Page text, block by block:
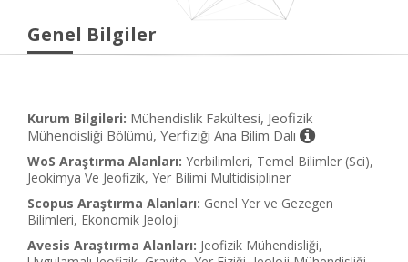
Genel Bilgiler
Kurum Bilgileri: Mühendislik Fakültesi, Jeofizik
Mühendisliği Bölümü, Yerfiziği Ana Bilim Dalı
WoS Araştırma Alanları: Yerbilimleri, Temel Bilimler (Sci),
Jeokimya Ve Jeofizik, Yer Bilimi Multidisipliner
Scopus Araştırma Alanları: Genel Yer ve Gezegen
Bilimleri, Ekonomik Jeoloji
Avesis Araştırma Alanları: Jeofizik Mühendisliği,